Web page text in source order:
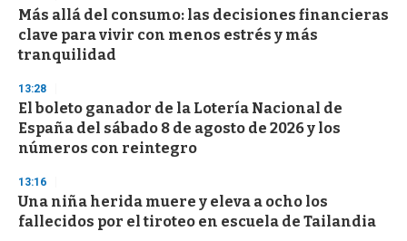
Más allá del consumo: las decisiones financieras
clave para vivir con menos estrés y más
tranquilidad
13:28
El boleto ganador de la Lotería Nacional de
España del sábado 8 de agosto de 2026 y los
números con reintegro
13:16
Una niña herida muere y eleva a ocho los
fallecidos por el tiroteo en escuela de Tailandia